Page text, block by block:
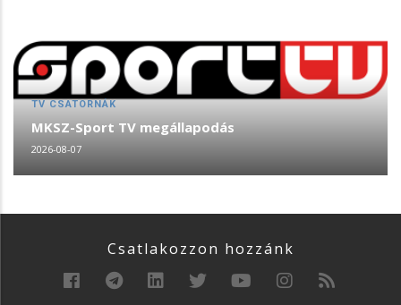
TV CSATORNÁK
MKSZ-Sport TV megállapodás
2026-08-07
Csatlakozzon hozzánk